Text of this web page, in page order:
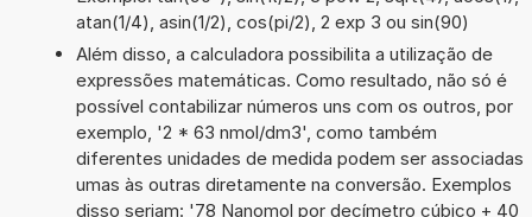
atan(1/4), asin(1/2), cos(pi/2), 2 exp 3 ou sin(90)
Além disso, a calculadora possibilita a utilização de
expressões matemáticas. Como resultado, não só é
possível contabilizar números uns com os outros, por
exemplo, '2 * 63 nmol/dm3', como também
diferentes unidades de medida podem ser associadas
umas às outras diretamente na conversão. Exemplos
disso seriam: '78 Nanomol por decímetro cúbico + 40